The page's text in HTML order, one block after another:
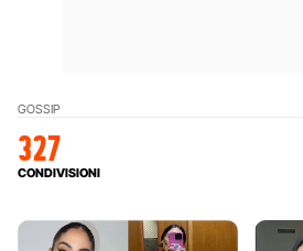
GOSSIP
327
CONDIVISIONI